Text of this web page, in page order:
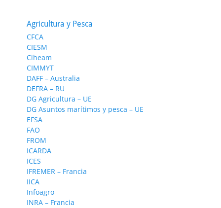
Agricultura y Pesca
CFCA
CIESM
Ciheam
CIMMYT
DAFF – Australia
DEFRA – RU
DG Agricultura – UE
DG Asuntos marítimos y pesca – UE
EFSA
FAO
FROM
ICARDA
ICES
IFREMER – Francia
IICA
Infoagro
INRA – Francia